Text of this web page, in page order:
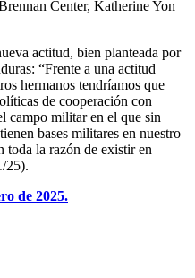
Center, Katherine Yon
actitud, bien planteada por
“Frente a una actitud
hermanos tendríamos que
de cooperación con
campo militar en el que sin
bases militares en nuestro
toda la razón de existir en
25).
de 2025.